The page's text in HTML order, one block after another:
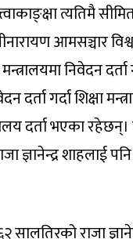
त्यतिमै
आमसञ्चार
मन्त्रालयमा निवेदन
गर्दा शिक्षा
दर्ता भएका
ज्ञानेन्द्र शाहलाई